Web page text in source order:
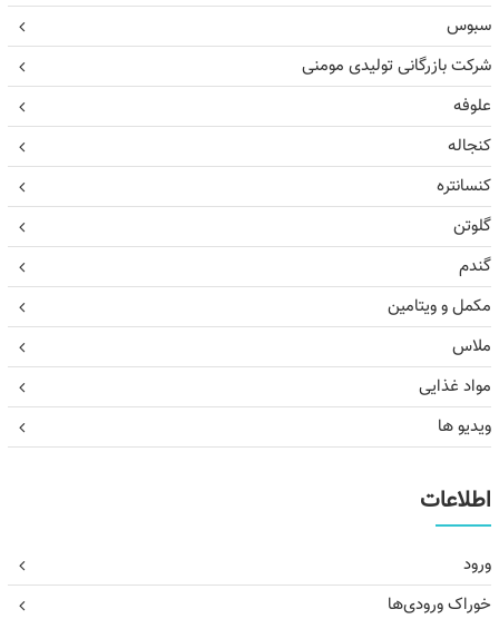
سبوس
شرکت بازرگانی تولیدی مومنی
علوفه
کنجاله
کنسانتره
گلوتن
گندم
مکمل و ویتامین
ملاس
مواد غذایی
ویدیو ها
اطلاعات
ورود
خوراک ورودی‌ها